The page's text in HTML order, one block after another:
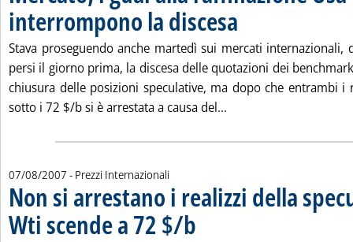
interrompono la discesa
Stava proseguendo anche martedì sui mercati
persi il giorno prima, la discesa delle quotazioni dei
chiusura delle posizioni speculative, ma dopo che entrambi i
sotto i 72 $/b si è arrestata a causa del...
07/08/2007 - Prezzi Internazionali
Non si arrestano i realizzi della
Wti scende a 72 $/b . Pubblicata martedì 07 agosto 2007 alle